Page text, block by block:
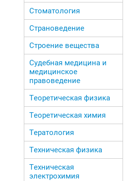
Стоматология
Страноведение
Строение вещества
Судебная медицина и
медицинское
правоведение
Теоретическая физика
Теоретическая химия
Тератология
Техническая физика
Техническая
электрохимия